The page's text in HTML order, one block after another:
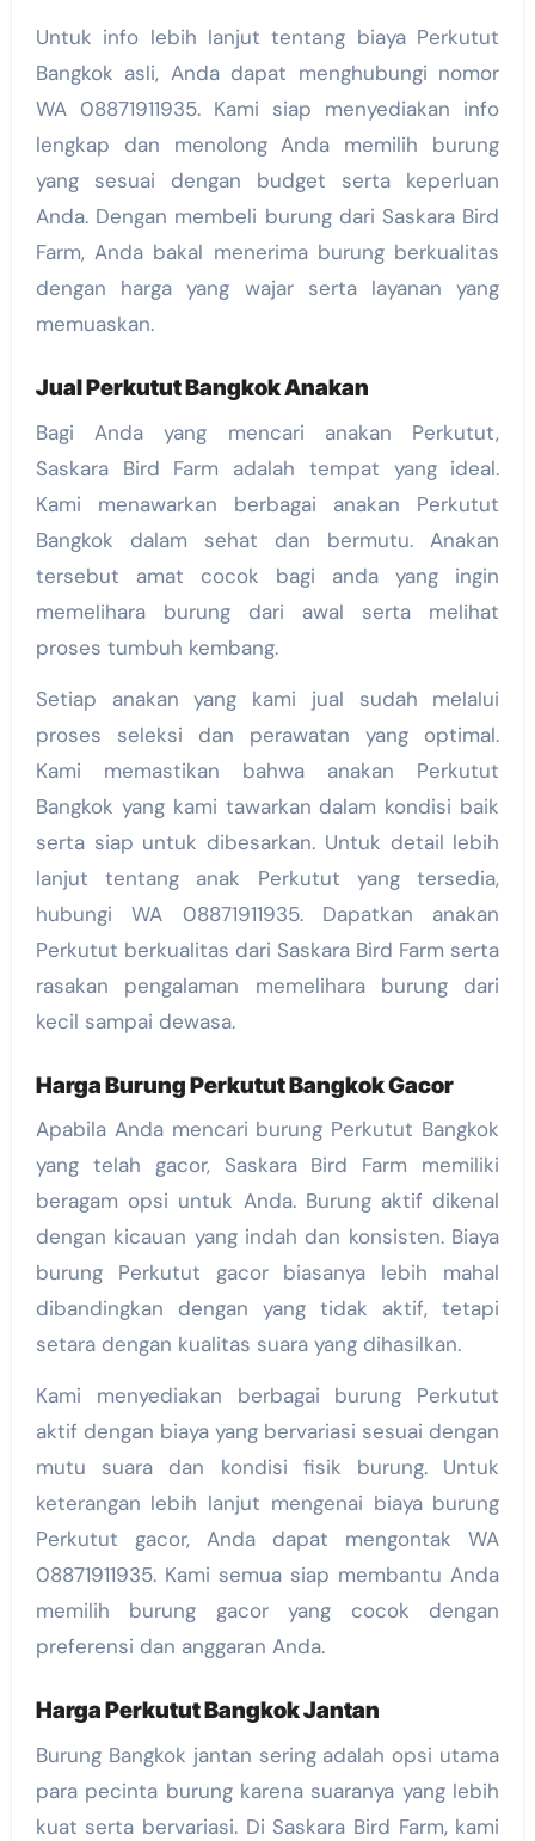
Untuk info lebih lanjut tentang biaya Perkutut
Bangkok asli, Anda dapat menghubungi nomor
WA 08871911935. Kami siap menyediakan info
lengkap dan menolong Anda memilih burung
yang sesuai dengan budget serta keperluan
Anda. Dengan membeli burung dari Saskara Bird
Farm, Anda bakal menerima burung berkualitas
dengan harga yang wajar serta layanan yang
memuaskan.
Jual Perkutut Bangkok Anakan
Bagi Anda yang mencari anakan Perkutut,
Saskara Bird Farm adalah tempat yang ideal.
Kami menawarkan berbagai anakan Perkutut
Bangkok dalam sehat dan bermutu. Anakan
tersebut amat cocok bagi anda yang ingin
memelihara burung dari awal serta melihat
proses tumbuh kembang.
Setiap anakan yang kami jual sudah melalui
proses seleksi dan perawatan yang optimal.
Kami memastikan bahwa anakan Perkutut
Bangkok yang kami tawarkan dalam kondisi baik
serta siap untuk dibesarkan. Untuk detail lebih
lanjut tentang anak Perkutut yang tersedia,
hubungi WA 08871911935. Dapatkan anakan
Perkutut berkualitas dari Saskara Bird Farm serta
rasakan pengalaman memelihara burung dari
kecil sampai dewasa.
Harga Burung Perkutut Bangkok Gacor
Apabila Anda mencari burung Perkutut Bangkok
yang telah gacor, Saskara Bird Farm memiliki
beragam opsi untuk Anda. Burung aktif dikenal
dengan kicauan yang indah dan konsisten. Biaya
burung Perkutut gacor biasanya lebih mahal
dibandingkan dengan yang tidak aktif, tetapi
setara dengan kualitas suara yang dihasilkan.
Kami menyediakan berbagai burung Perkutut
aktif dengan biaya yang bervariasi sesuai dengan
mutu suara dan kondisi fisik burung. Untuk
keterangan lebih lanjut mengenai biaya burung
Perkutut gacor, Anda dapat mengontak WA
08871911935. Kami semua siap membantu Anda
memilih burung gacor yang cocok dengan
preferensi dan anggaran Anda.
Harga Perkutut Bangkok Jantan
Burung Bangkok jantan sering adalah opsi utama
para pecinta burung karena suaranya yang lebih
kuat serta bervariasi. Di Saskara Bird Farm, kami